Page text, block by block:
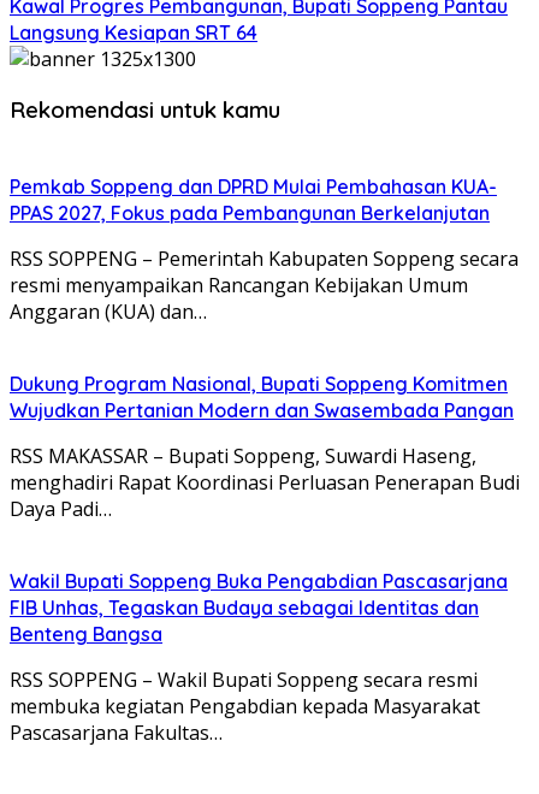
Kawal Progres Pembangunan, Bupati Soppeng Pantau
Langsung Kesiapan SRT 64
Rekomendasi untuk kamu
Pemkab Soppeng dan DPRD Mulai Pembahasan KUA-
PPAS 2027, Fokus pada Pembangunan Berkelanjutan
RSS SOPPENG – Pemerintah Kabupaten Soppeng secara
resmi menyampaikan Rancangan Kebijakan Umum
Anggaran (KUA) dan…
Dukung Program Nasional, Bupati Soppeng Komitmen
Wujudkan Pertanian Modern dan Swasembada Pangan
RSS MAKASSAR – Bupati Soppeng, Suwardi Haseng,
menghadiri Rapat Koordinasi Perluasan Penerapan Budi
Daya Padi…
Wakil Bupati Soppeng Buka Pengabdian Pascasarjana
FIB Unhas, Tegaskan Budaya sebagai Identitas dan
Benteng Bangsa
RSS SOPPENG – Wakil Bupati Soppeng secara resmi
membuka kegiatan Pengabdian kepada Masyarakat
Pascasarjana Fakultas…